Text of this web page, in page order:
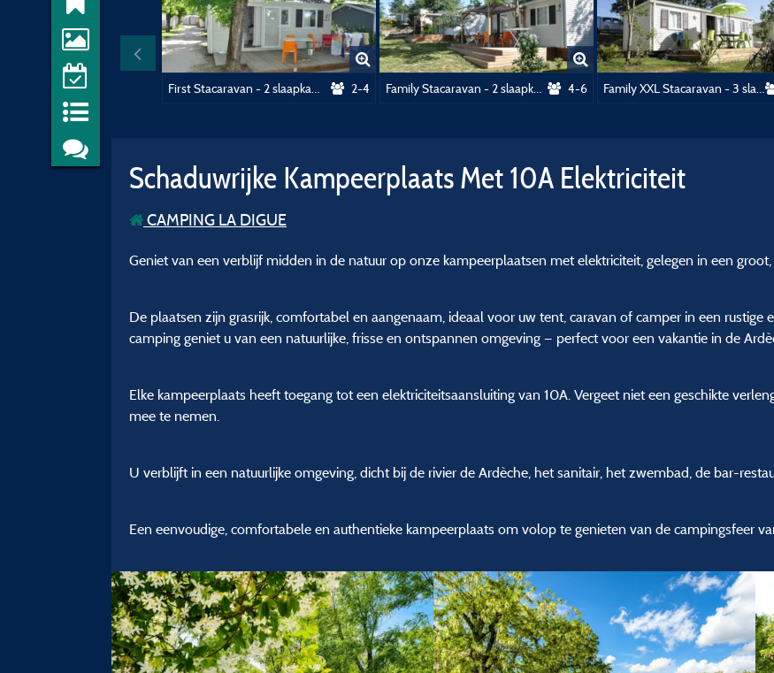
2-4 Family Stacaravan - 2 slaapkamers - 25m² met sanitair / Secteur Jardins**** 4-6
Schaduwrijke Kampeerplaats Met 10A Elektriciteit
CAMPING LA DIGUE
Geniet van een verblijf midden in de natuur op onze kampeerplaatsen met elektriciteit, gelegen in een
De plaatsen zijn grasrijk, comfortabel en aangenaam, ideaal voor uw tent, caravan of camper in een
camping geniet u van een natuurlijke, frisse en ontspannen omgeving — perfect voor een vakantie in de
Elke kampeerplaats heeft toegang tot een elektriciteitsaansluiting van 10A. Vergeet niet een geschikte
mee te nemen.
U verblijft in een natuurlijke omgeving, dicht bij de rivier de Ardèche, het sanitair, het zwembad, de bar-
Een eenvoudige, comfortabele en authentieke kampeerplaats om volop te genieten van de campingsfeer